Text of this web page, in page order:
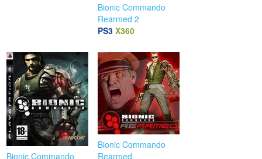
Bionic Commando
Rearmed 2
PS3 X360
Bionic Commando
Bionic Commando
Rearmed